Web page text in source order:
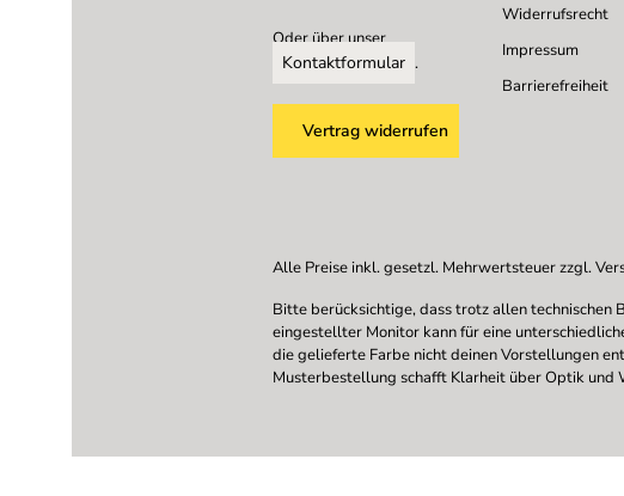
Oder über unser
Kontaktformular .
Vertrag widerrufen
Widerrufsrecht
Impressum
Barrierefreiheit
Alle Preise inkl. gesetzl. Mehrwertsteuer zzgl.
Bitte berücksichtige, dass trotz allen technischen
eingestellter Monitor kann für eine
die gelieferte Farbe nicht deinen Vorstellungen
Musterbestellung schafft Klarheit über Optik und